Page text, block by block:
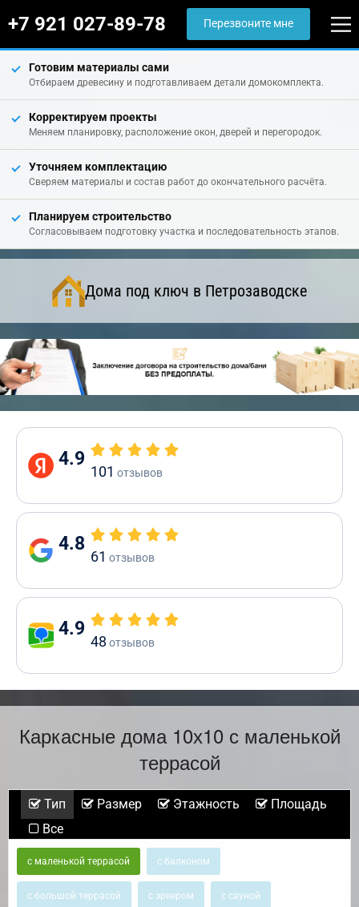
+7 921 027-89-78 Перезвоните мне
Готовим материалы сами
Отбираем древесину и подготавливаем детали домокомплекта.
Корректируем проекты
Меняем планировку, расположение окон, дверей и перегородок.
Уточняем комплектацию
Сверяем материалы и состав работ до окончательного расчёта.
Планируем строительство
Согласовываем подготовку участка и последовательность этапов.
Дома под ключ в Петрозаводске
4.9
101 отзывов
4.8
61 отзывов
4.9
48 отзывов
Каркасные дома 10х10 с маленькой
террасой
Тип Размер Этажность
Площадь
Все
с маленькой террасой с балконом
с большой террасой с эркером с сауной